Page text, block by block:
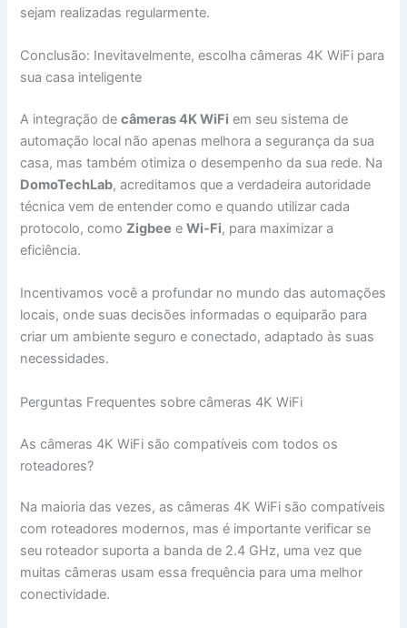
sejam realizadas regularmente.
Conclusão: Inevitavelmente, escolha câmeras 4K WiFi para
sua casa inteligente
A integração decâmeras 4K WiFi em seu sistema de
automação local não apenas melhora a segurança da sua
casa, mas também otimiza o desempenho da sua rede. Na
DomoTechLab, acreditamos que a verdadeira autoridade
técnica vem de entender como e quando utilizar cada
protocolo, comoZigbee eWi-Fi, para maximizar a
eficiência.
Incentivamos você a profundar no mundo das automações
locais, onde suas decisões informadas o equiparão para
criar um ambiente seguro e conectado, adaptado às suas
necessidades.
Perguntas Frequentes sobre câmeras 4K WiFi
As câmeras 4K WiFi são compatíveis com todos os
roteadores?
Na maioria das vezes, as câmeras 4K WiFi são compatíveis
com roteadores modernos, mas é importante verificar se
seu roteador suporta a banda de 2.4 GHz, uma vez que
muitas câmeras usam essa frequência para uma melhor
conectividade.